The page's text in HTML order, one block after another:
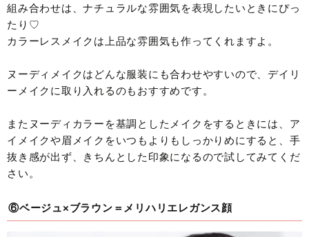
組み合わせは、ナチュラルな雰囲気を表現したいときにぴっ
たり♡
カラーレスメイクは上品な雰囲気も作ってくれますよ。
ヌーディメイクはどんな服装にも合わせやすいので、デイリ
ーメイクに取り入れるのもおすすめです。
またヌーディカラーを基調としたメイクをするときには、ア
イメイクや眉メイクをいつもよりもしっかりめにすると、手
抜き感が出ず、きちんとした印象になるので試してみてくだ
さい。
⑥ベージュ×ブラウン＝メリハリエレガンス顔